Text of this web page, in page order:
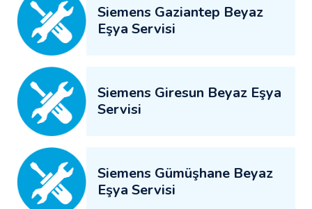
Siemens Gaziantep Beyaz
Eşya Servisi
Siemens Giresun Beyaz Eşya
Servisi
Siemens Gümüşhane Beyaz
Eşya Servisi